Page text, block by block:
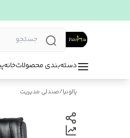
دسته‌بندی محصولاتخانه
پالونیا/صندلی مدیریت